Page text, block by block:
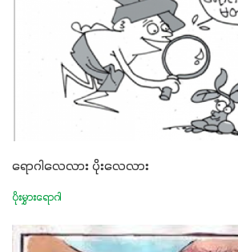
ရောဂါလေလား ပိုးလေလား
ပိုးမွှားရောဂါ